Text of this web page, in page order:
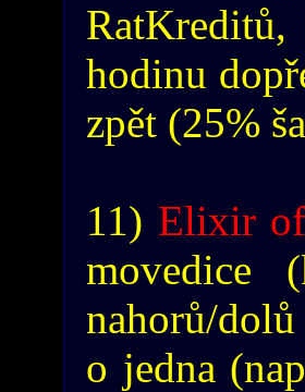
hodinu
zpět (25%
11) Elixir
movedice
nahorů/
o jedna